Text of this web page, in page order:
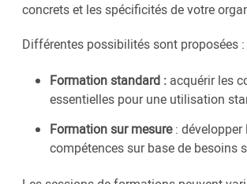
concrets et les spécificités de votre
Différentes possibilités sont proposées :
Formation standard : acquérir les
essentielles pour une utilisation
Formation sur mesure: développer
compétences sur base de besoins